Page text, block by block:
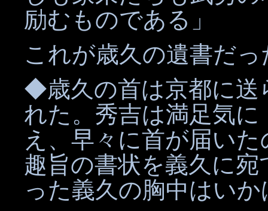
励むものである」
これが歳久の遺書だっ
◆歳久の首は京都に送
れた。秀吉は満足気
え、早々に首が届い
趣旨の書状を義久に
った義久の胸中はい